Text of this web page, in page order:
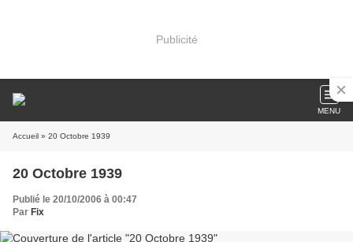
Publicité
MENU
Accueil » 20 Octobre 1939
20 Octobre 1939
Publié le 20/10/2006 à 00:47
Par Fix